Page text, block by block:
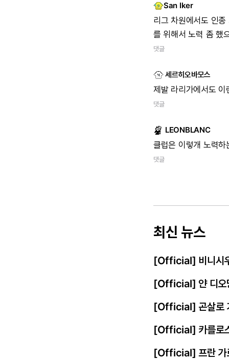
San Iker
리그 차원에서도 인
를 위해서 노력 좀 했
댓글
세르히오바모스
제발 라리가에서도
댓글
LEONBLANC
클럽은 이렇개 노력
댓글
최신 뉴스
[Official] 비니시
[Official] 얀 디오
[Official] 곤살로
[Official] 카를로
[Official] 프란 가